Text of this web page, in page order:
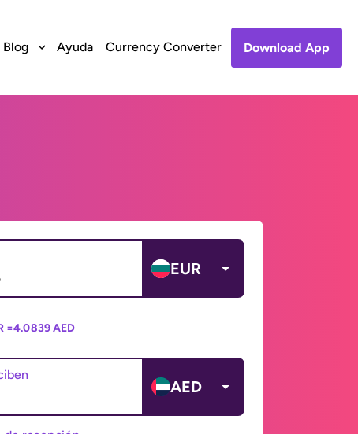
Blog Ayuda Currency Converter Download App
EUR
=4.0839 AED
AED